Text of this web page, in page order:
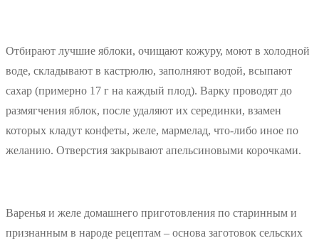
Отбирают лучшие яблоки, очищают кожуру, моют в холодной
воде, складывают в кастрюлю, заполняют водой, всыпают
сахар (примерно 17 г на каждый плод). Варку проводят до
размягчения яблок, после удаляют их серединки, взамен
которых кладут конфеты, желе, мармелад, что-либо иное по
желанию. Отверстия закрывают апельсиновыми корочками.
Варенья и желе домашнего приготовления по старинным и
признанным в народе рецептам – основа заготовок сельских